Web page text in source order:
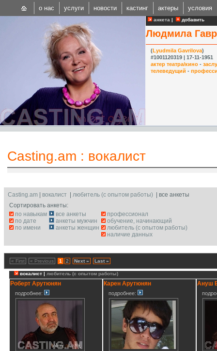
анкета | добавить
Людмила
(Lyudmila Gavrilova)
#1001120319 | 17-11-1951
актер театра/кино -
телеведущий -
Casting.am : вокалист
Casting.am вокалист любитель (с опытом работы) | все анкеты
Сортировать анкеты:
по навыкам
по дате
по имени
все анкеты
анкеты мужчин
анкеты женщин
профессионал
обучение, начинающий
любитель (с опытом работы)
наличие данных
« First « Previous 1 2 Next » Last »
вокалист | любитель (с опытом работы)
Роберт Арутюнян
подробнее:
Карен Арутюнян
подробнее:
Ануш
о нас услуги новости кастинг актеры условия